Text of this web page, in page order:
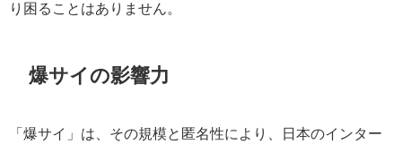
り困ることはありません。
爆サイの影響力
「爆サイ」は、その規模と匿名性により、日本のインター